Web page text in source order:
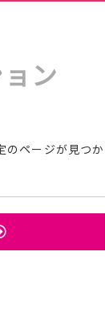
ン
ージが見つか